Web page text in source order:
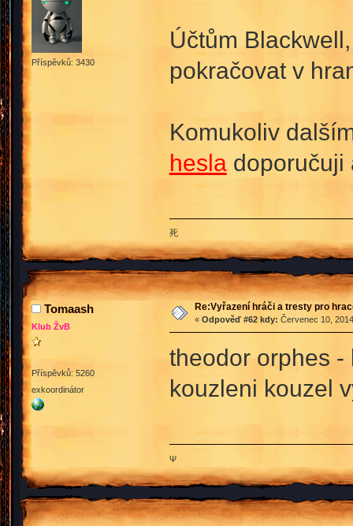
Příspěvků: 3430
Účtům
pokračovat v
Komukoliv
hesla doporučuji
死
Tomaash
Klub ŽvB
Příspěvků: 5260
exkoordinátor
Re:Vyřazení hráči a tresty pro
« Odpověď #62 kdy: Červenec 10,
theodor orphes
kouzleni kouzel
Ψ